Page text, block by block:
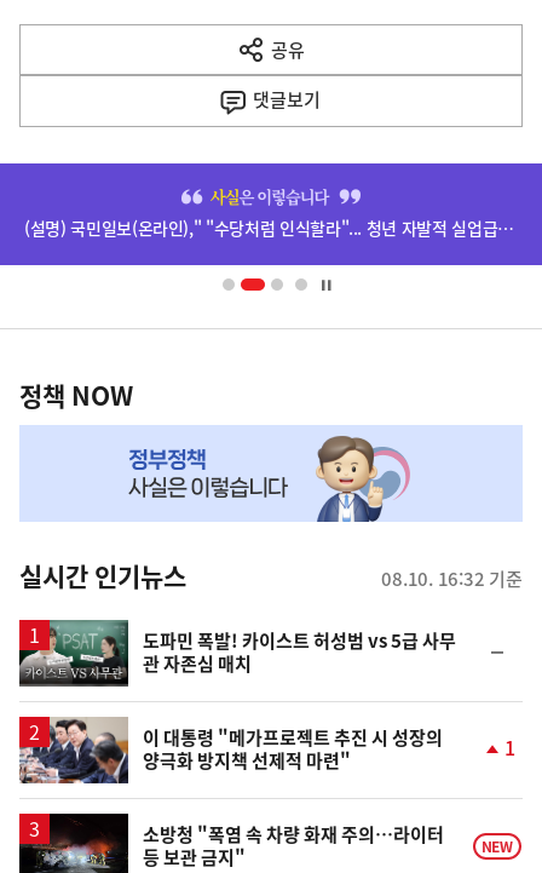
다
음
공유
열
기
댓글보기
영
(설명) 국민일보(온라인)," "수당처럼 인식할라"... 청년 자발적 실업급여 추진 시끌" 기사 관련
책
NOW,
뉴
스
정책 NOW
실시간 인기뉴스 08.10. 16:32 기준
영
상
도파민 폭발! 카이스트 허성범 vs 5급 사무
관 자존심 매치
일
이 대통령 "메가프로젝트 추진 시 성장의
양극화 방지책 선제적 마련"
상
승
1
소방청 "폭염 속 차량 화재 주의…라이터
등 보관 금지"
NEW